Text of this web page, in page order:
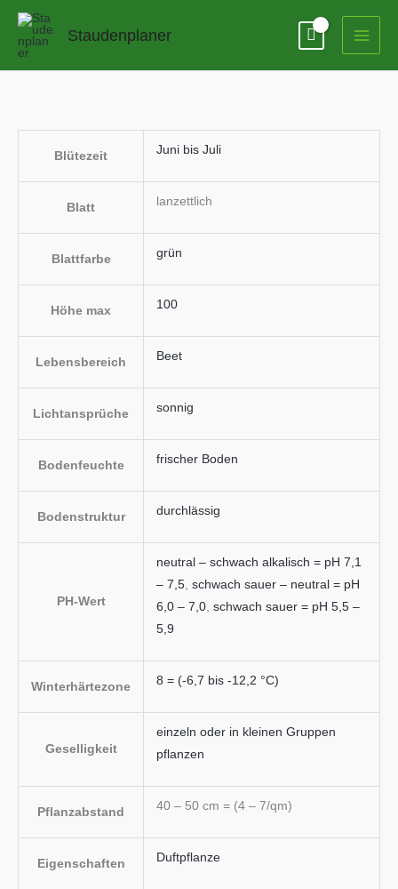
Zum
springen
Staudenplaner
Blütezeit Juni bis Juli
Blatt lanzettlich
Blattfarbe grün
Höhe max 100
Lebensbereich Beet
Lichtansprüche sonnig
Bodenfeuchte frischer Boden
Bodenstruktur durchlässig
PH-Wert
neutral – schwach alkalisch = pH 7,1
– 7,5, schwach sauer – neutral = pH
6,0 – 7,0, schwach sauer = pH 5,5 –
5,9
Winterhärtezone 8 = (-6,7 bis -12,2 °C)
Geselligkeit
einzeln oder in kleinen Gruppen
pflanzen
Pflanzabstand 40 – 50 cm = (4 – 7/qm)
Eigenschaften Duftpflanze